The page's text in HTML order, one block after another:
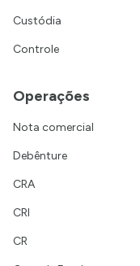
Custódia
Controle
Operações
Nota comercial
Debênture
CRA
CRI
CR